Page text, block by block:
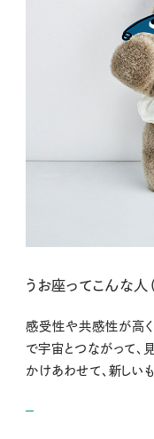
うお座ってこんな人
感受性や共感性が高く
で宇宙とつながって、
かけあわせて、新しい